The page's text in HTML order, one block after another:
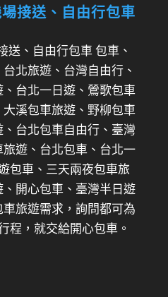
接送、自由行包車
送、自由行包車 包車、
北旅遊、台灣自由行、
台北一日遊、鶯歌包車
溪包車旅遊、野柳包車
台北包車自由行、臺灣
遊、台北包車、台北一
包車、三天兩夜包車旅
開心包車、臺灣半日遊
旅遊需求，詢問都可為
程，就交給開心包車。